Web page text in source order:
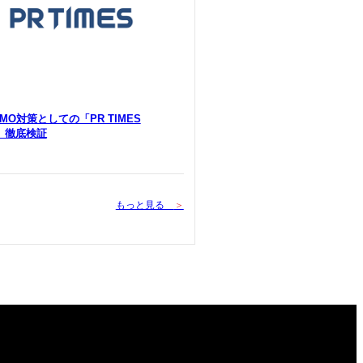
対策としての「PR TIMES
徹底検証
もっと見る ＞